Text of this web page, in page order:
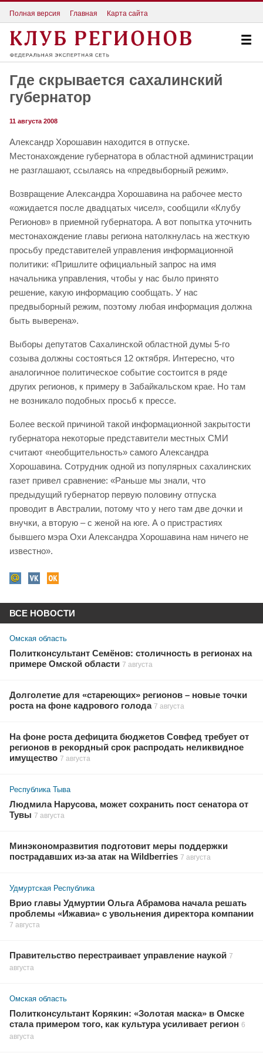
Полная версия Главная Карта сайта
Где скрывается сахалинский
губернатор
11 августа 2008
Александр Хорошавин находится в отпуске.
Местонахождение губернатора в областной администрации
не разглашают, ссылаясь на «предвыборный режим».
Возвращение Александра Хорошавина на рабочее место
«ожидается после двадцатых чисел», сообщили «Клубу
Регионов» в приемной губернатора. А вот попытка уточнить
местонахождение главы региона натолкнулась на жесткую
просьбу представителей управления информационной
политики: «Пришлите официальный запрос на имя
начальника управления, чтобы у нас было принято
решение, какую информацию сообщать. У нас
предвыборный режим, поэтому любая информация должна
быть выверена».
Выборы депутатов Сахалинской областной думы 5-го
созыва должны состояться 12 октября. Интересно, что
аналогичное политическое событие состоится в ряде
других регионов, к примеру в Забайкальском крае. Но там
не возникало подобных просьб к прессе.
Более веской причиной такой информационной закрытости
губернатора некоторые представители местных СМИ
считают «необщительность» самого Александра
Хорошавина. Сотрудник одной из популярных сахалинских
газет привел сравнение: «Раньше мы знали, что
предыдущий губернатор первую половину отпуска
проводит в Австралии, потому что у него там две дочки и
внучки, а вторую – с женой на юге. А о пристрастиях
бывшего мэра Охи Александра Хорошавина нам ничего не
известно».
ВСЕ НОВОСТИ
Омская область
Политконсультант Семёнов: столичность в регионах на
примере Омской области 7 августа
Долголетие для «стареющих» регионов – новые точки
роста на фоне кадрового голода 7 августа
На фоне роста дефицита бюджетов Совфед требует от
регионов в рекордный срок распродать неликвидное
имущество 7 августа
Республика Тыва
Людмила Нарусова, может сохранить пост сенатора от
Тувы 7 августа
Минэкономразвития подготовит меры поддержки
пострадавших из-за атак на Wildberries 7 августа
Удмуртская Республика
Врио главы Удмуртии Ольга Абрамова начала решать
проблемы «Ижавиа» с увольнения директора компании
7 августа
Правительство перестраивает управление наукой 7
августа
Омская область
Политконсультант Корякин: «Золотая маска» в Омске
стала примером того, как культура усиливает регион 6
августа